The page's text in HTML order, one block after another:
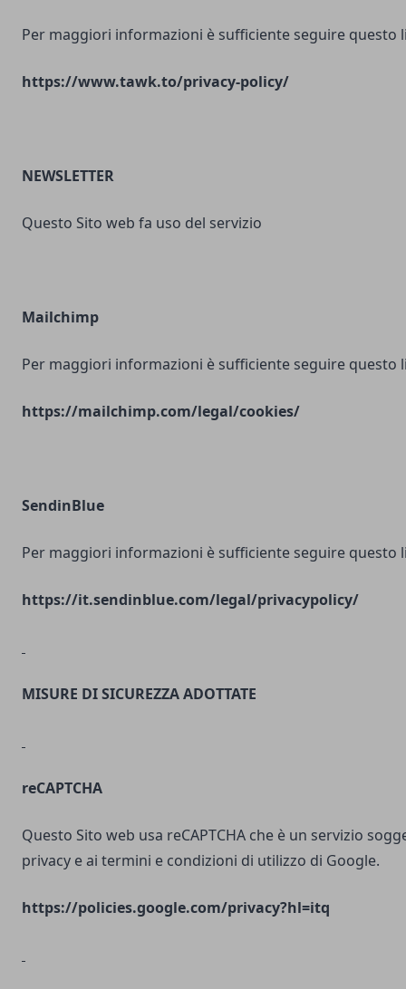
Per maggiori informazioni è sufficiente seguire questo
https://www.tawk.to/privacy-policy/
NEWSLETTER
Questo Sito web fa uso del servizio
Mailchimp
Per maggiori informazioni è sufficiente seguire questo
https://mailchimp.com/legal/cookies/
SendinBlue
Per maggiori informazioni è sufficiente seguire questo
https://it.sendinblue.com/legal/privacypolicy/
MISURE DI SICUREZZA ADOTTATE
reCAPTCHA
Questo Sito web usa reCAPTCHA che è un servizio
privacy e ai termini e condizioni di utilizzo di Google.
https://policies.google.com/privacy?hl=itq